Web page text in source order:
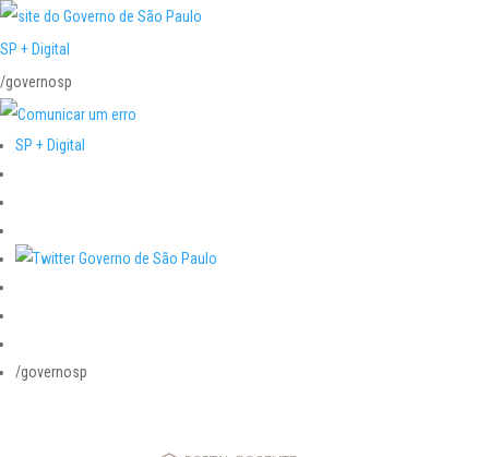
SP + Digital
/governosp
SP + Digital
/governosp